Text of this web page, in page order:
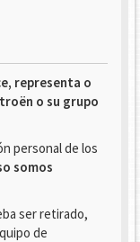
representa o
o su grupo
personal de los
somos
ser retirado,
de